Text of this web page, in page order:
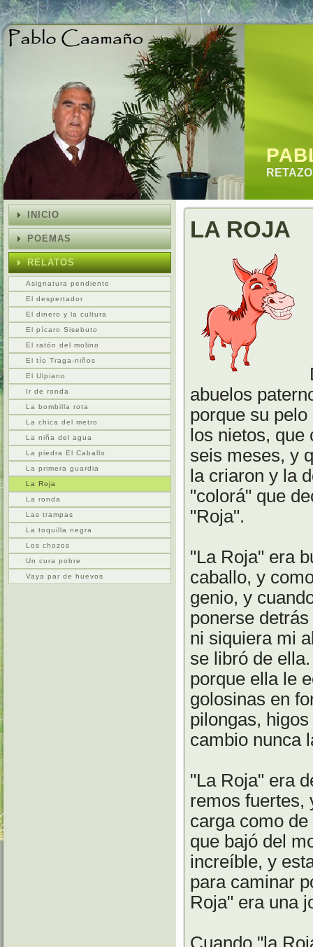
INICIO
POEMAS
RELATOS
Asignatura pendiente
El despertador
El dinero y la cultura
El pícaro Sisebuto
El ratón del molino
El tío Traga-niños
El Ulpiano
Ir de ronda
La bombilla rota
La chica del metro
La niña del agua
La piedra El Caballo
La primera guardia
La Roja
La ronda
Las trampas
La toquilla negra
Los chozos
Un cura pobre
Vaya par de huevos
LA ROJA
abuelos
porque su
los nietos, que
seis meses, y
la criaron y la
"colorá" que
"Roja".
"La Roja" era
caballo, y
genio, y
ponerse
ni siquiera mi
se libró de
porque ella le
golosinas en
pilongas,
cambio nunca
"La Roja" era
remos fuertes,
carga como
que bajó del
increíble, y
para caminar
Roja" era una
Cuando "la